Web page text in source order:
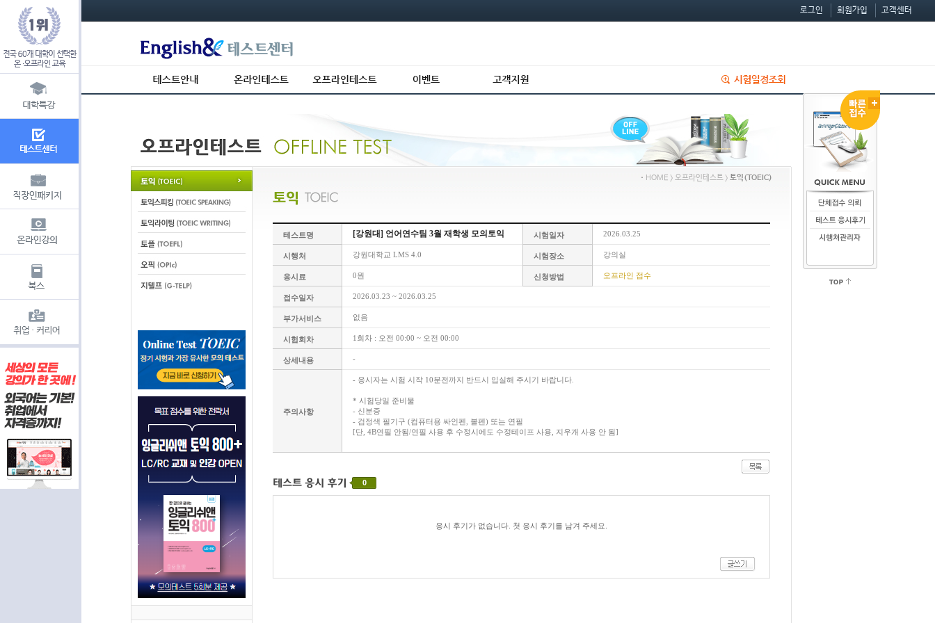
로그인 회원가입 고객센터
ㆍ HOME > 오프라인테스트 > 토익(TOEIC)
테스트명 [강원대] 언어연수팀 3월 재학생 모의토익 시험일자 2026.03.25
시행처 강원대학교 LMS 4.0 시험장소 강의실
응시료 0원 신청방법 오프라인 접수
접수일자 2026.03.23 ~ 2026.03.25
부가서비스 없음
시험회차 1회차 : 오전 00:00 ~ 오전 00:00
상세내용 -
주의사항
- 응시자는 시험 시작 10분전까지 반드시 입실해 주시기 바랍니다.
* 시험당일 준비물
- 신분증
- 검정색 필기구 (컴퓨터용 싸인펜, 볼펜) 또는 연필
[단, 4B연필 안됨/연필 사용 후 수정시에도 수정테이프 사용, 지우개 사용 안 됨]